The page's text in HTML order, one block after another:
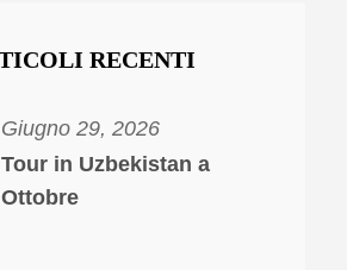
RECENTI
Giugno 29, 2026
Tour in Uzbekistan a
Ottobre